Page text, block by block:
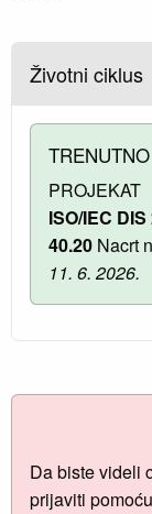
Životni ciklus
TRENUTNO
PROJEKAT
ISO/IEC
40.20 Nacrt
11. 6. 2026.
Da biste videli
prijaviti